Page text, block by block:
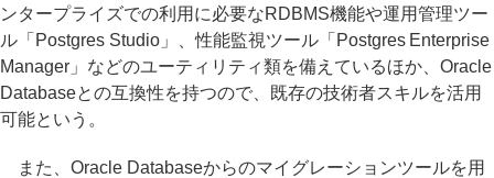
ンタープライズでの利用に必要なRDBMS機能や運用管理ツー
ル「Postgres Studio」、性能監視ツール「Postgres Enterprise
Manager」などのユーティリティ類を備えているほか、Oracle
Databaseとの互換性を持つので、既存の技術者スキルを活用
可能という。
また、Oracle Databaseからのマイグレーションツールを用